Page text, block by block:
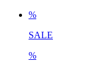
%
SALE
%